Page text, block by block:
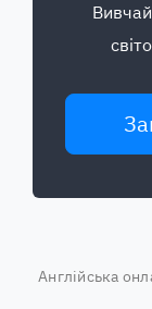
Англійська